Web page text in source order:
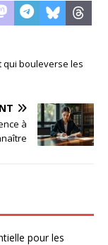
qui bouleverse les
à
pour les